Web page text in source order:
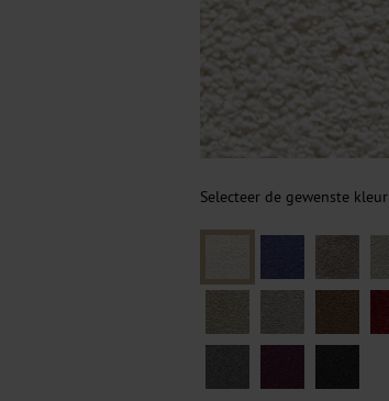
Selecteer de gewenste kleur